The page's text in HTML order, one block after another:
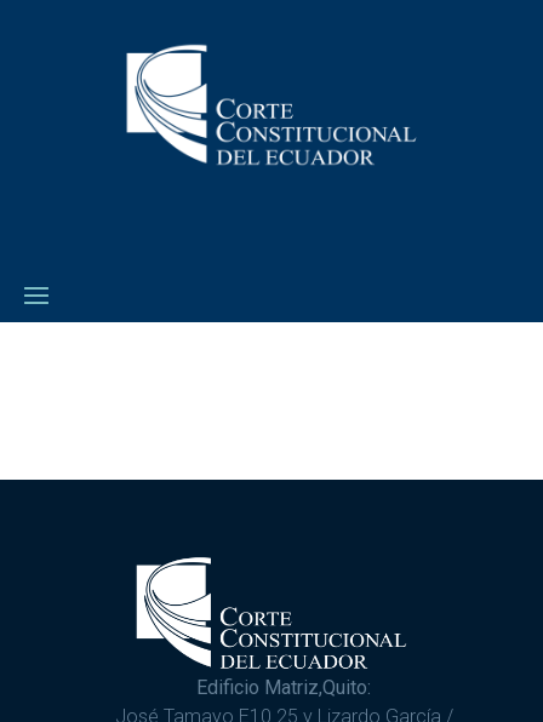
Edificio Matriz,Quito:
José Tamayo E10 25 y Lizardo García /